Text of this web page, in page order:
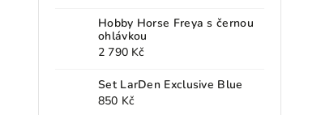
Hobby Horse Freya s černou
ohlávkou
2 790 Kč
Set LarDen Exclusive Blue
850 Kč